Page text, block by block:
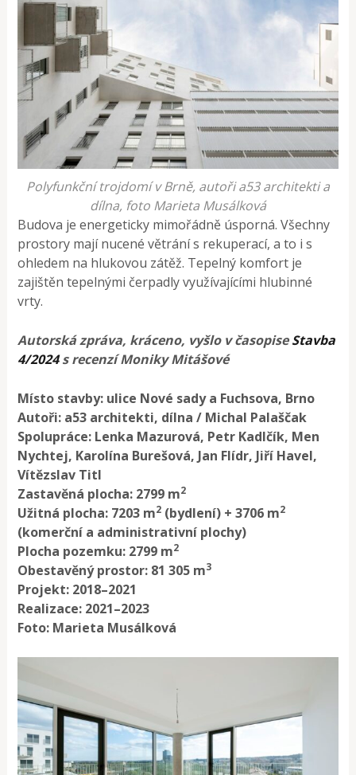
Polyfunkční trojdomí v Brně, autoři a53 architekti a
dílna, foto Marieta Musálková
Budova je energeticky mimořádně úsporná. Všechny
prostory mají nucené větrání s rekuperací, a to i s
ohledem na hlukovou zátěž. Tepelný komfort je
zajištěn tepelnými čerpadly využívajícími hlubinné
vrty.
Autorská zpráva, kráceno, vyšlo v časopiseStavba
4/2024s recenzí Moniky Mitášové
Místo stavby: ulice Nové sady a Fuchsova, Brno
Autoři: a53 architekti, dílna / Michal Palaščak
Spolupráce: Lenka Mazurová, Petr Kadlčík, Men
Nychtej, Karolína Burešová, Jan Flídr, Jiří Havel,
Vítězslav Titl
Zastavěná plocha: 2799 m2
Užitná plocha: 7203 m2 (bydlení) + 3706 m2
(komerční a administrativní plochy)
Plocha pozemku: 2799 m2
Obestavěný prostor: 81 305 m3
Projekt: 2018–2021
Realizace: 2021–2023
Foto: Marieta Musálková